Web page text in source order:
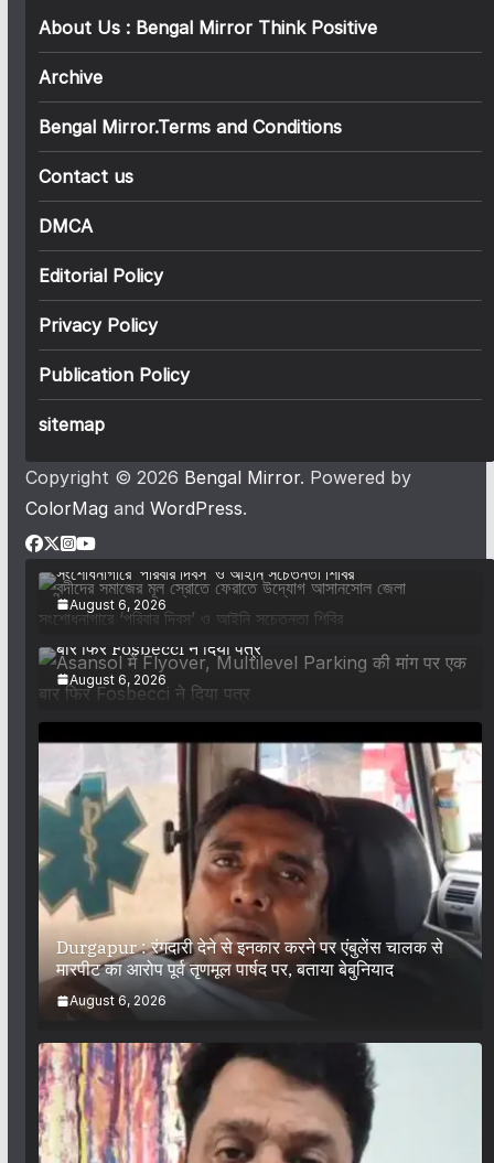
About Us : Bengal Mirror Think Positive
Archive
Bengal Mirror.Terms and Conditions
Contact us
DMCA
Editorial Policy
Privacy Policy
Publication Policy
sitemap
Copyright © 2026 Bengal Mirror. Powered by
ColorMag and WordPress.
বন্দীদের সমাজের মূল স্রোতে ফেরাতে উদ্যোগ আসানসোল জেলা
সংশোধনাগারে ‘পরিবার দিবস’ ও আইনি সচেতনতা শিবির
August 6, 2026
Asansol में Flyover, Multilevel Parking की मांग पर एक
बार फिर Fosbecci ने दिया पत्र
August 6, 2026
Durgapur : रंगदारी देने से इनकार करने पर एंबुलेंस चालक से
मारपीट का आरोप पूर्व तृणमूल पार्षद पर, बताया बेबुनियाद
August 6, 2026